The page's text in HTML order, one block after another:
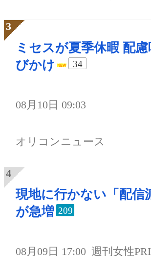
ミセスが夏季休暇 配慮
びかけ
34
08月10日 09:03
オリコンニュース
現地に行かない「配信
が急増 209
08月09日 17:00 週刊女性